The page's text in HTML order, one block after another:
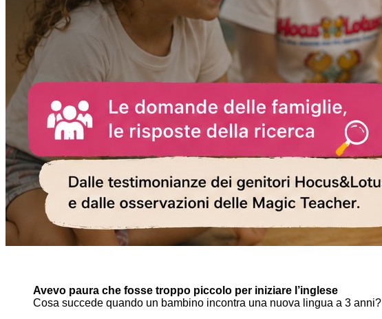
Avevo paura che fosse troppo piccolo per iniziare l’inglese
Cosa succede quando un bambino incontra una nuova lingua a 3 anni?